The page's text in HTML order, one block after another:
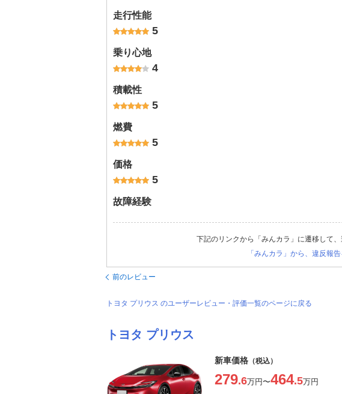
走行性能
5
乗り心地
4
積載性
5
燃費
5
価格
5
故障経験
下記のリンクから「みんカラ」に遷移して、
「みんカラ」から、違反報
前のレビュー
トヨタ プリウス のユーザーレビュー・評価一覧のページに戻る
トヨタ プリウス
新車価格 （税込）
279.6万円〜464.5万円